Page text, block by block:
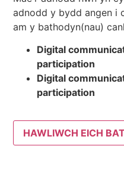
adnodd y bydd angen i
am y bathodyn(nau)
Digital
participation
Digital
participation
HAWLIWCH EICH